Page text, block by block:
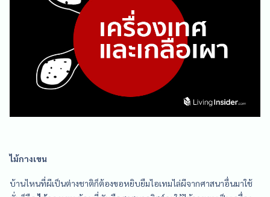
ไม้กางเขน
บ้านไหนที่ผีเป็นต่างชาติก็ต้องขอหยิบยืมไอเทมไล่ผีจากศาสนาอื่นมาใช้